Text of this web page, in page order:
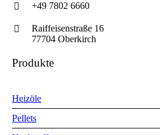
+49 7802 6660
Raiffeisenstraße 16
77704 Oberkirch
Produkte
Heizöle
Pellets